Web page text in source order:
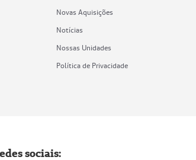
Novas Aquisições
Notícias
Nossas Unidades
Política de Privacidade
sociais: